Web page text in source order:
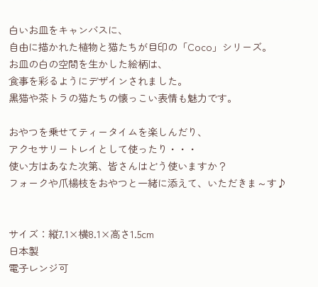
白いお皿をキャンバスに、
自由に描かれた植物と猫たちが目印の「Coco」シリーズ。
お皿の白の空間を生かした絵柄は、
食事を彩るようにデザインされました。
黒猫や茶トラの猫たちの懐っこい表情も魅力です。
おやつを乗せてティータイムを楽しんだり、
アクセサリートレイとして使ったり・・・
使い方はあなた次第、皆さんはどう使いますか？
フォークや爪楊枝をおやつと一緒に添えて、いただきま～す♪
サイズ：縦7.1×横8.1×高さ1.5cm
日本製
電子レンジ可